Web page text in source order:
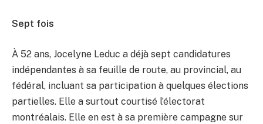
Sept fois
À 52 ans, Jocelyne Leduc a déjà sept candidatures
indépendantes à sa feuille de route, au provincial, au
fédéral, incluant sa participation à quelques élections
partielles. Elle a surtout courtisé l’électorat
montréalais. Elle en est à sa première campagne sur